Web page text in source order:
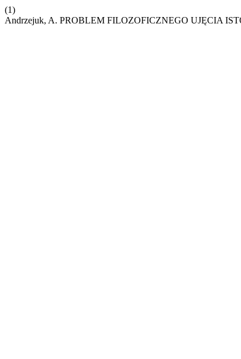
(1)
Andrzejuk, A. PROBLEM FILOZOFICZNEGO UJĘCIA